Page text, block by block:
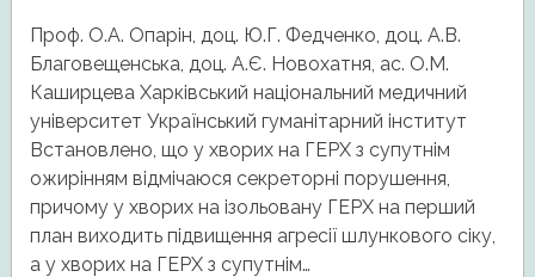
Проф. О.А. Опарін, доц. Ю.Г. Федченко, доц. А.В.
Благовещенська, доц. А.Є. Новохатня, ас. О.М.
Каширцева Харківський національний медичний
університет Український гуманітарний інститут
Встановлено, що у хворих на ГЕРХ з супутнім
ожирінням відмічаюся секреторні порушення,
причому у хворих на ізольовану ГЕРХ на перший
план виходить підвищення агресії шлункового сіку,
а у хворих на ГЕРХ з супутнім…